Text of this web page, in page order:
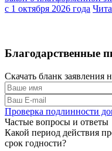
с 1 октября 2026 года
Благодарственные
Скачать бланк заявления
Проверка подлинности
Частые вопросы и ответы
Какой период действия
срок годности?